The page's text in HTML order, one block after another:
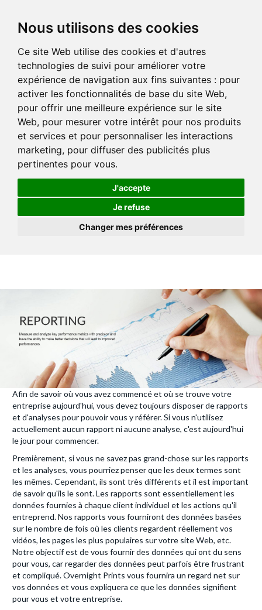
Nous utilisons des cookies
Ce site Web utilise des cookies et d'autres
technologies de suivi pour améliorer votre
expérience de navigation aux fins suivantes : pour
activer les fonctionnalités de base du site Web,
pour offrir une meilleure expérience sur le site
Web, pour mesurer votre intérêt pour nos produits
et services et pour personnaliser les interactions
marketing, pour diffuser des publicités plus
pertinentes pour vous.
J'accepte
Je refuse
Changer mes préférences
Afin de savoir où vous avez commencé et où se trouve votre
entreprise aujourd'hui, vous devez toujours disposer de rapports
et d'analyses pour pouvoir vous y référer. Si vous n'utilisez
actuellement aucun rapport ni aucune analyse, c'est aujourd'hui
le jour pour commencer.
Premièrement, si vous ne savez pas grand-chose sur les rapports
et les analyses, vous pourriez penser que les deux termes sont
les mêmes. Cependant, ils sont très différents et il est important
de savoir qu'ils le sont. Les rapports sont essentiellement les
données fournies à chaque client individuel et les actions qu'il
entreprend. Nos rapports vous fourniront des données basées
sur le nombre de fois où les clients regardent réellement vos
vidéos, les pages les plus populaires sur votre site Web, etc.
Notre objectif est de vous fournir des données qui ont du sens
pour vous, car regarder des données peut parfois être frustrant
et compliqué. Overnight Prints vous fournira un regard net sur
vos données et vous expliquera ce que les données signifient
pour vous et votre entreprise.